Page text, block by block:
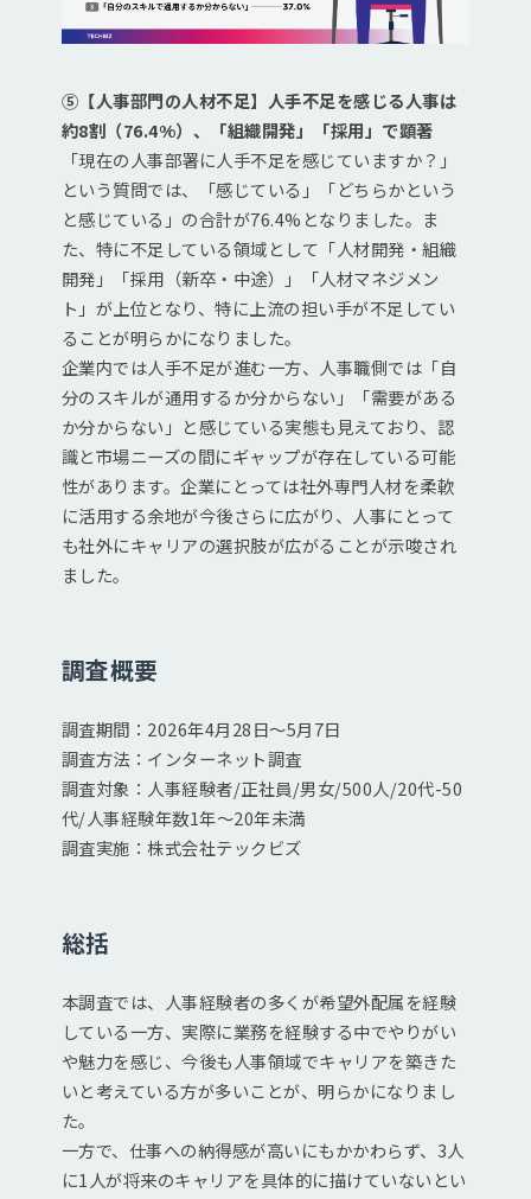
⑤【人事部門の人材不足】人手不足を感じる人事は
約8割（76.4%）、「組織開発」「採用」で顕著
「現在の人事部署に人手不足を感じていますか？」
という質問では、「感じている」「どちらかという
と感じている」の合計が76.4%となりました。ま
た、特に不足している領域として「人材開発・組織
開発」「採用（新卒・中途）」「人材マネジメン
ト」が上位となり、特に上流の担い手が不足してい
ることが明らかになりました。
企業内では人手不足が進む一方、人事職側では「自
分のスキルが通用するか分からない」「需要がある
か分からない」と感じている実態も見えており、認
識と市場ニーズの間にギャップが存在している可能
性があります。企業にとっては社外専門人材を柔軟
に活用する余地が今後さらに広がり、人事にとって
も社外にキャリアの選択肢が広がることが示唆され
ました。
調査概要
調査期間：2026年4月28日〜5月7日
調査方法：インターネット調査
調査対象：人事経験者/正社員/男女/500人/20代-50
代/人事経験年数1年〜20年未満
調査実施：株式会社テックビズ
総括
本調査では、人事経験者の多くが希望外配属を経験
している一方、実際に業務を経験する中でやりがい
や魅力を感じ、今後も人事領域でキャリアを築きた
いと考えている方が多いことが、明らかになりまし
た。
一方で、仕事への納得感が高いにもかかわらず、3人
に1人が将来のキャリアを具体的に描けていないとい